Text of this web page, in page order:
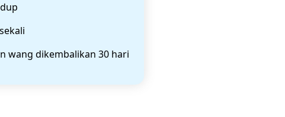
wang dikembalikan 30 hari